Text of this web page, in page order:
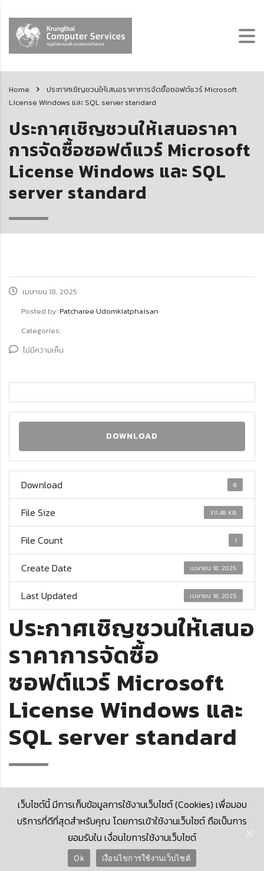
Home
ประกาศเชิญชวนให้เสนอราคาการจัดซื้อซอฟต์แวร์ Microsoft
License Windows และ SQL server standard
ประกาศเชิญชวนให้เสนอราคา
การจัดซื้อซอฟต์แวร์ Microsoft
License Windows และ SQL
server standard
เมษายน 18, 2025
Posted by:Patcharee Udomkiatphaisan
Categories:
ไม่มีความเห็น
DOWNLOAD
Download 8
File Size 311.48 KB
File Count 1
Create Date เมษายน 18, 2025
Last Updated เมษายน 18, 2025
ประกาศเชิญชวนให้เสนอ
ราคาการจัดซื้อ
ซอฟต์แวร์ Microsoft
License Windows และ
SQL server standard
© 2026 Krungthai Computer Services Co., Ltd. (KTCS)
เว็บไซต์นี้ มีการเก็บข้อมูลการใช้งานเว็บไซต์ (Cookies) เพื่อมอบ
บริการที่ดีที่สุดสำหรับคุณ โดยการเข้าใช้งานเว็บไซต์ ถือเป็นการ
ยอมรับใน เงื่อนไขการใช้งานเว็บไซต์
Ok เงื่อนไขการใช้งานเว็บไซต์